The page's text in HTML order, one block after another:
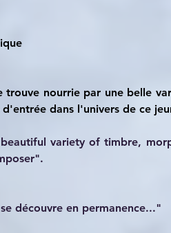
nourrie par une belle
dans l'univers de ce
variety of timbre,
découvre en permanence..."